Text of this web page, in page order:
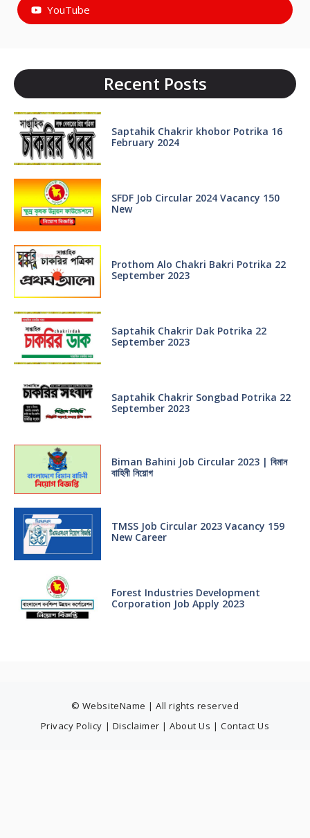
YouTube
Recent Posts
Saptahik Chakrir khobor Potrika 16
February 2024
SFDF Job Circular 2024 Vacancy 150
New
Prothom Alo Chakri Bakri Potrika 22
September 2023
Saptahik Chakrir Dak Potrika 22
‍September 2023
Saptahik Chakrir Songbad Potrika 22
September 2023
Biman Bahini Job Circular 2023 | বিমান
বাহিনী নিয়োগ
TMSS Job Circular 2023 Vacancy 159
New Career
Forest Industries Development
Corporation Job Apply 2023
© WebsiteName | All rights reserved
Privacy Policy | Disclaimer |About Us |Contact Us